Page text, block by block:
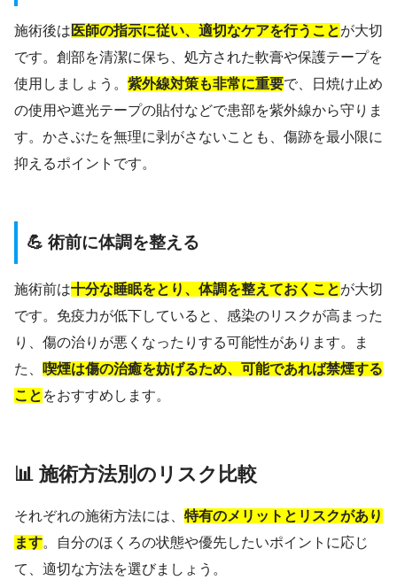
施術後は 医師の指示に従い、適切なケアを行うことが大切
です。創部を清潔に保ち、処方された軟膏や保護テープを
使用しましょう。 紫外線対策も非常に重要で、日焼け止め
の使用や遮光テープの貼付などで患部を紫外線から守りま
す。かさぶたを無理に剥がさないことも、傷跡を最小限に
抑えるポイントです。
💪 術前に体調を整える
施術前は十分な睡眠をとり、体調を整えておくことが大切
です。免疫力が低下していると、感染のリスクが高まった
り、傷の治りが悪くなったりする可能性があります。ま
た、
喫煙は傷の治癒を妨げるため、可能であれば禁煙する
こと をおすすめします。
📊 施術方法別のリスク比較
それぞれの施術方法には、 特有のメリットとリスクがあり
ます。自分のほくろの状態や優先したいポイントに応じ
て、適切な方法を選びましょう。